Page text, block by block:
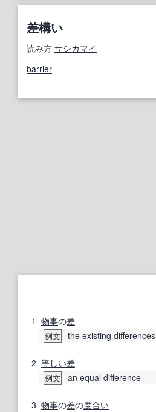
差構い
読み方 サシカマイ
barrier
1 物事の差
例文 the existing differences
2 等しい差
例文 an equal difference
3 物事の差の度合い